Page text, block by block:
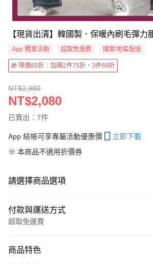
【現貨出清】韓國製．保暖內刷毛彈力
App 獨享活動 超取免運費 國家/地區配送
🎁 降價85折｜加碼2件75折・3件69折
NT$2,980
NT$2,080
已賣出：7件
App 結帳可享專屬活動優惠價
立即下載
※ 本商品不適用折價券
請選擇商品選項
付款與運送方式
超取免運費
信用卡一次付款
商品特色